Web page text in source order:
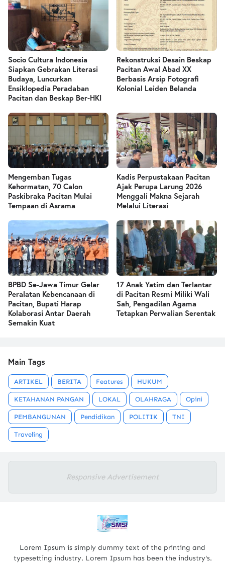
Socio Cultura Indonesia
Siapkan Gebrakan Literasi
Budaya, Luncurkan
Ensiklopedia Peradaban
Pacitan dan Beskap Ber-HKI
Rekonstruksi Desain Beskap
Pacitan Awal Abad XX
Berbasis Arsip Fotografi
Kolonial Leiden Belanda
Mengemban Tugas
Kehormatan, 70 Calon
Paskibraka Pacitan Mulai
Tempaan di Asrama
Kadis Perpustakaan Pacitan
Ajak Perupa Larung 2026
Menggali Makna Sejarah
Melalui Literasi
BPBD Se-Jawa Timur Gelar
Peralatan Kebencanaan di
Pacitan, Bupati Harap
Kolaborasi Antar Daerah
Semakin Kuat
17 Anak Yatim dan Terlantar
di Pacitan Resmi Miliki Wali
Sah, Pengadilan Agama
Tetapkan Perwalian Serentak
Main Tags
ARTIKEL BERITA Features HUKUM
KETAHANAN PANGAN LOKAL OLAHRAGA Opini
PEMBANGUNAN Pendidikan POLITIK TNI
Traveling
Responsive Advertisement
Lorem Ipsum is simply dummy text of the printing and
typesetting industry. Lorem Ipsum has been the industry's.